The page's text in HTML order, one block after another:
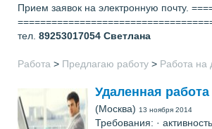
Прием заявок на электронную почту.
тел. 89253017054 Светлана
Работа > Предлагаю работу > Работа на
Удаленная
(Москва) 13 ноября 2014
Требования: ·